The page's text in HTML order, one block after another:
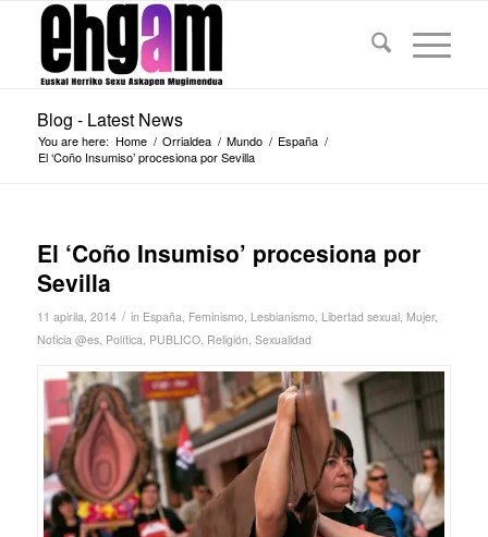
Blog - Latest News
You are here: Home / Orrialdea / Mundo / España /
El ‘Coño Insumiso’ procesiona por Sevilla
El ‘Coño Insumiso’ procesiona por
Sevilla
11 apirila, 2014 / in España, Feminismo, Lesbianismo, Libertad sexual, Mujer,
Noticia @es, Política, PUBLICO, Religión, Sexualidad